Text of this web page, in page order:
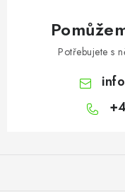
Potřebujete s
info